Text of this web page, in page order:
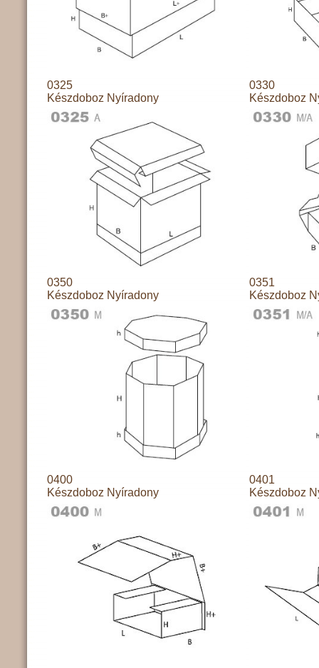
0325
Készdoboz Nyíradony
0330
Készdoboz
0350
Készdoboz Nyíradony
0351
Készdoboz
0400
Készdoboz Nyíradony
0401
Készdoboz